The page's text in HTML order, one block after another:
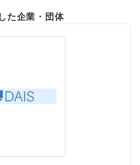
た企業・団体